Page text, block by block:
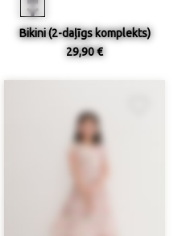
Bikini (2-daļīgs komplekts)
29,90 €